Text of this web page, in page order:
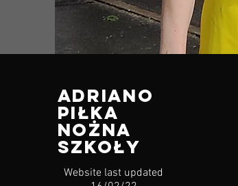
Adriano
piłka
nożna
szkoły
Website last updated